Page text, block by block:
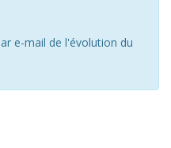
e-mail de l'évolution du